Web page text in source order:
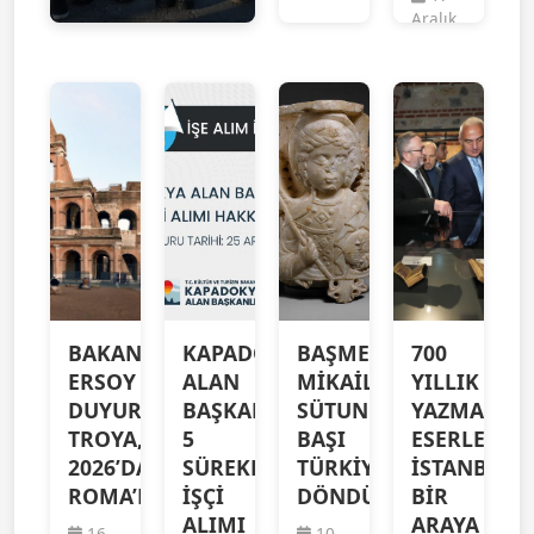
ve
1805
Aralık
...
Kültür
ve
1822
BAKAN
ERSOY
DUYURDU!
TROYA,
2026’DA
ROMA’DA
KAPADOKYA
ALAN
BAŞKANLIĞI
5
SÜREKLİ
İŞÇİ
ALIMI
BAŞMELEK
MİKAİL
SÜTUN
BAŞI
TÜRKİYE’YE
DÖNDÜ
700
YILLIK
YAZMA
ESERLER
BİR
ARAYA